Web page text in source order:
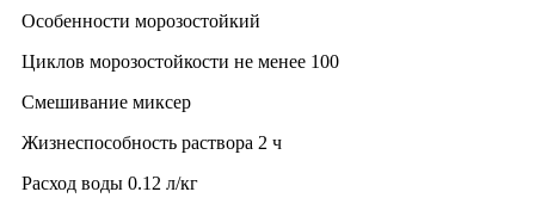
Особенности морозостойкий
Циклов морозостойкости не менее 100
Смешивание миксер
Жизнеспособность раствора 2 ч
Расход воды 0.12 л/кг